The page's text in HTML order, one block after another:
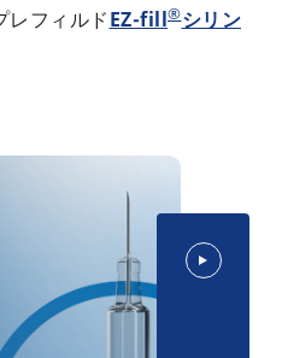
レフィルドEZ-fill®シリン